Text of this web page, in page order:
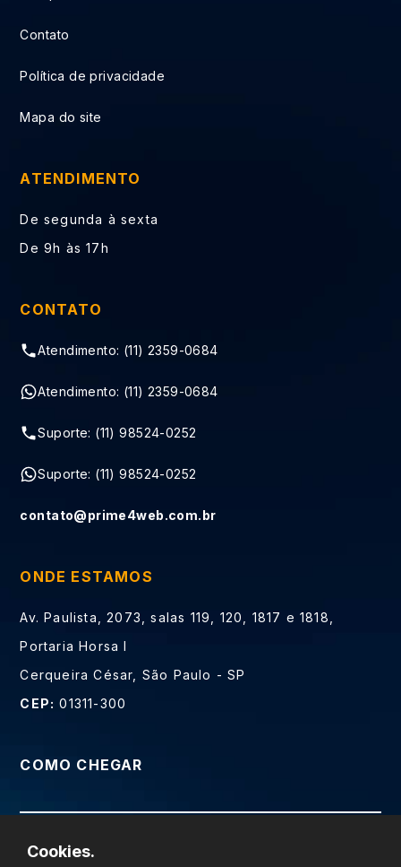
Contato
Política de privacidade
Mapa do site
ATENDIMENTO
De segunda à sexta
De 9h às 17h
CONTATO
Atendimento: (11) 2359-0684
Atendimento: (11) 2359-0684
Suporte: (11) 98524-0252
Suporte: (11) 98524-0252
contato@prime4web.com.br
ONDE ESTAMOS
Av. Paulista, 2073, salas 119, 120, 1817 e 1818,
Portaria Horsa I
Cerqueira César, São Paulo - SP
CEP: 01311-300
COMO CHEGAR
Prime Web Soluções Digitais LTDA - CNPJ
Cookies.